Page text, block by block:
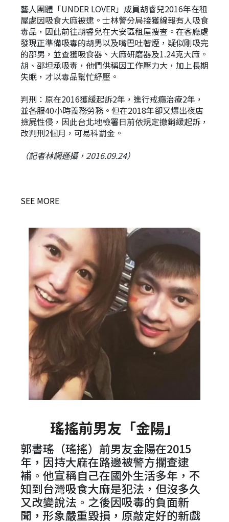
藝人團體「UNDER LOVER」成員胡睿兒2016年在租
屋處因吸食大麻被逮。士林警分局接獲線報有人吸食
毒品，因此前往胡睿兒在大安區租屋搜查。在客廳處
發現正準備吸毒的胡男以及嘴巴吐著煙，疑似剛吸完
的邵男，並查獲吸食器、大麻研磨器及1.24克大麻。
胡、邵坦承吸毒，他們供稱因工作壓力大，加上長期
失眠，才以毒品幫忙紓壓。
判刑：原在2016獲緩起訴2年，進行戒癮治療2年，
並各服40小時義務勞務。但在2018年卻又爆出夜店
撿屍性侵，因此台北地檢署日前依規定撤銷緩起訴，
改判刑2個月，可易科罰金。
（記者林調遜攝，2016.09.24）
SEE MORE
瑤搖前男友「金陽」
郭書瑤（瑤搖）前男友金陽在2015
年，因持大麻在路邊被警方攔查逮
補。他宣稱自己在國外生活多年，不
知到台灣吸食大麻是犯法，但沒多久
又改變說法。之後因吸毒的負面新
聞，形象嚴重毀損，原敲定好的新戲